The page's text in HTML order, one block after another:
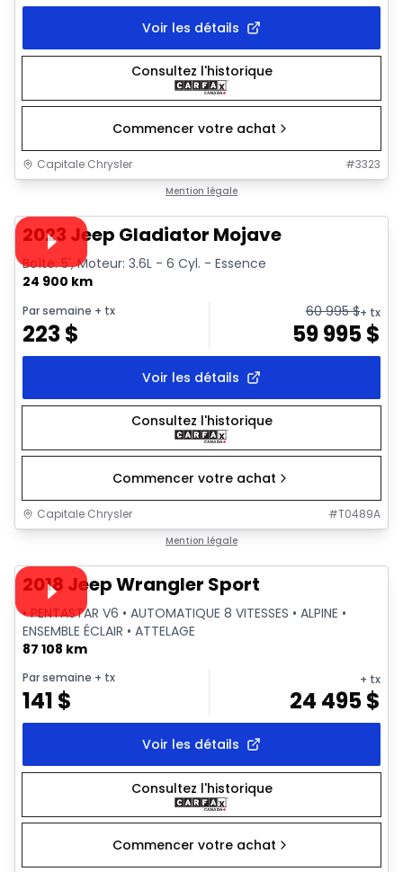
Voir les détails
Consultez l'historique
Commencer votre achat
Capitale Chrysler #3323
Mention légale
Vidéo disponible
2023 Jeep Gladiator Mojave
Boîte: 5', Moteur: 3.6L - 6 Cyl. - Essence
24 900 km
Par semaine + tx
223$
60 995$+ tx
59 995$
Voir les détails
Consultez l'historique
Commencer votre achat
Capitale Chrysler #T0489A
Mention légale
Vidéo disponible
2018 Jeep Wrangler Sport
• PENTASTAR V6 • AUTOMATIQUE 8 VITESSES • ALPINE •
ENSEMBLE ÉCLAIR • ATTELAGE
87 108 km
Par semaine + tx
141 $
+ tx
24 495$
Voir les détails
Consultez l'historique
Commencer votre achat